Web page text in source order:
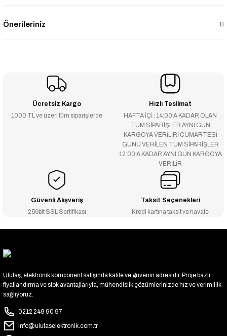
Önerileriniz
Ücretsiz Kargo
1000 TL ve üzeri tüm siparişlerde
Hızlı Teslimat
HAFTA İÇİ : 14:00’A KADAR OLAN
TÜM SİPARİŞLER AYNI GÜN
KARGOYA VERİLİRİ CUMARTESİ
GÜNÜ VERİLEN TÜM SİPARİŞLER
12:00'A KADAR AYNI GÜN KARGOYA
VERİLİR
Güvenli Alışveriş
256bit SSL Sertifikası
Taksit Seçenekleri
Kredi kartına taksit ve havale
Ulutaş, elektronik komponent satışında kalite ve güvenin adresidir. Proje bazlı
fiyatlandırma ve stok avantajlarıyla, mühendislik çözümlerinizde hız ve verimlilik
sağlıyoruz.
0212 249 90 97
info@ulutaselektronik.com.tr